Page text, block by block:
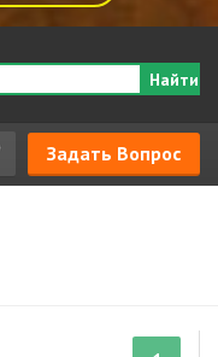
Найти
Задать Вопрос